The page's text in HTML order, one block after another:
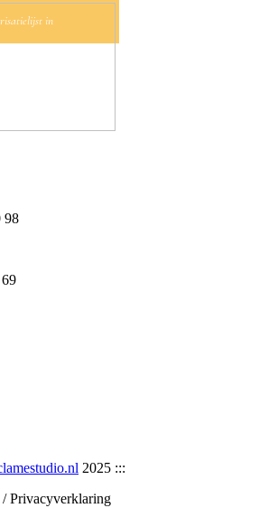
in
98
2025 :::
/ Privacyverklaring